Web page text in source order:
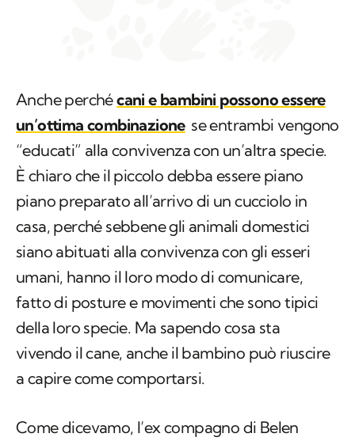
Anche perchécani e bambini possono essere
un’ottima combinazione se entrambi vengono
“educati” alla convivenza con un’altra specie.
È chiaro che il piccolo debba essere piano
piano preparato all’arrivo di un cucciolo in
casa, perché sebbene gli animali domestici
siano abituati alla convivenza con gli esseri
umani, hanno il loro modo di comunicare,
fatto di posture e movimenti che sono tipici
della loro specie. Ma sapendo cosa sta
vivendo il cane, anche il bambino può riuscire
a capire come comportarsi.
Come dicevamo, l’ex compagno di Belen